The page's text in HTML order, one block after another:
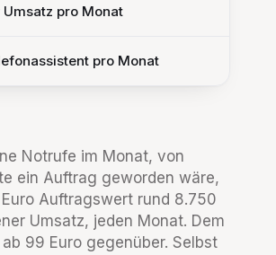
pro Monat
pro Monat
Notrufe im Monat, von
ein Auftrag geworden wäre,
Auftragswert rund 8.750
Umsatz, jeden Monat. Dem
99 Euro gegenüber. Selbst